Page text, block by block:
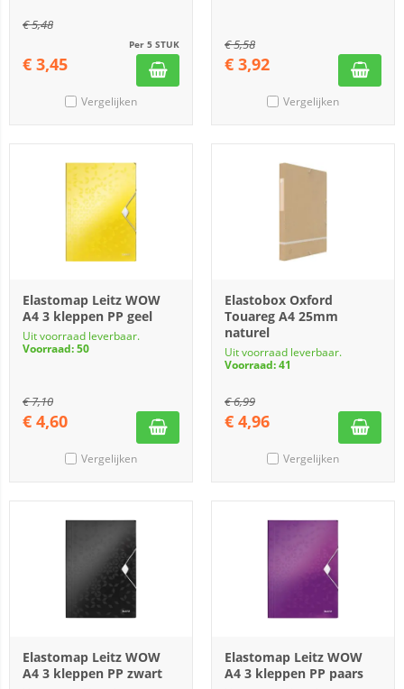
€5,48
Per 5 STUK
€ 3,45
Vergelijken
€5,58
€ 3,92
Vergelijken
Elastomap Leitz WOW
A4 3 kleppen PP geel
Uit voorraad leverbaar.
Voorraad: 50
€7,10
€ 4,60
Vergelijken
Elastobox Oxford
Touareg A4 25mm
naturel
Uit voorraad leverbaar.
Voorraad: 41
€6,99
€ 4,96
Vergelijken
Elastomap Leitz WOW
A4 3 kleppen PP zwart
Elastomap Leitz WOW
A4 3 kleppen PP paars